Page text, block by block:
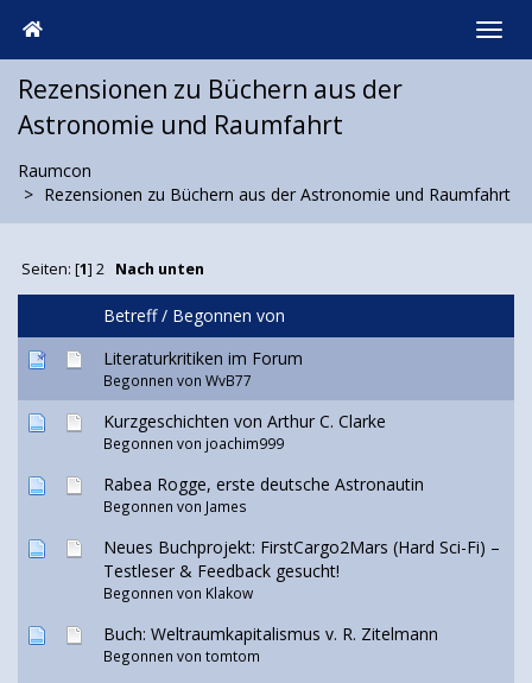
Rezensionen zu Büchern aus der
Astronomie und Raumfahrt
Raumcon
Rezensionen zu Büchern aus der Astronomie und Raumfahrt
Seiten: [1] 2 Nach unten
Betreff/ Begonnen von
Literaturkritiken im Forum
Begonnen von WvB77
Kurzgeschichten von Arthur C. Clarke
Begonnen von joachim999
Rabea Rogge, erste deutsche Astronautin
Begonnen von James
Neues Buchprojekt: FirstCargo2Mars (Hard Sci-Fi) –
Testleser & Feedback gesucht!
Begonnen von Klakow
Buch: Weltraumkapitalismus v. R. Zitelmann
Begonnen von tomtom